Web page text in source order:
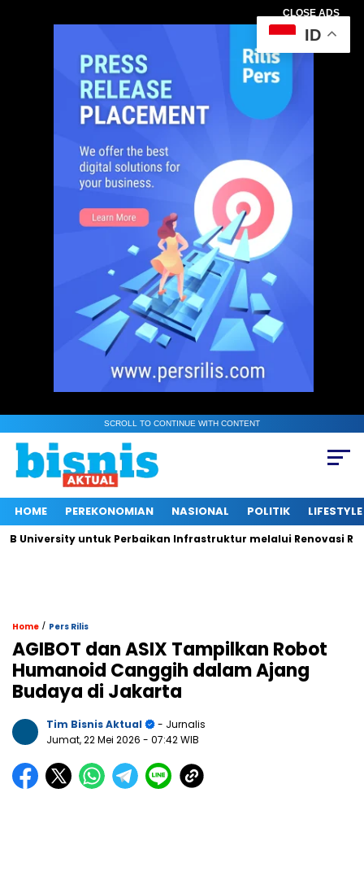
CLOSE ADS
SCROLL TO CONTINUE WITH CONTENT
HOME PEREKONOMIAN NASIONAL POLITIK LIFESTYLE
untuk Perbaikan Infrastruktur melalui Renovasi Ruang
Home / Pers Rilis
AGIBOT dan ASIX Tampilkan Robot
Humanoid Canggih dalam Ajang
Budaya di Jakarta
Tim Bisnis Aktual
- Jurnalis
Jumat, 22 Mei 2026 - 07:42 WIB
ID